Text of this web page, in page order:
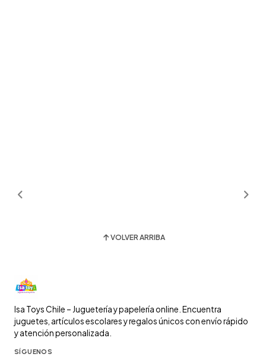
VOLVER ARRIBA
Isa Toys Chile – Juguetería y papelería online. Encuentra
juguetes, artículos escolares y regalos únicos con envío rápido
y atención personalizada.
SÍGUENOS